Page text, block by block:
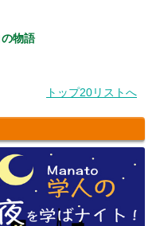
物語
トップ20リストへ